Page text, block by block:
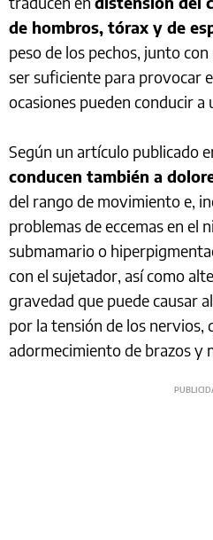
de hombros, tórax y de
peso de los pechos, junto
ser suficiente para provocar
ocasiones pueden conducir a
Según un artículo publicado
conducen también a
del rango de movimiento e,
problemas de eccemas en el
submamario o
con el sujetador, así como
gravedad que puede causar
por la tensión de los nervios,
adormecimiento de brazos y